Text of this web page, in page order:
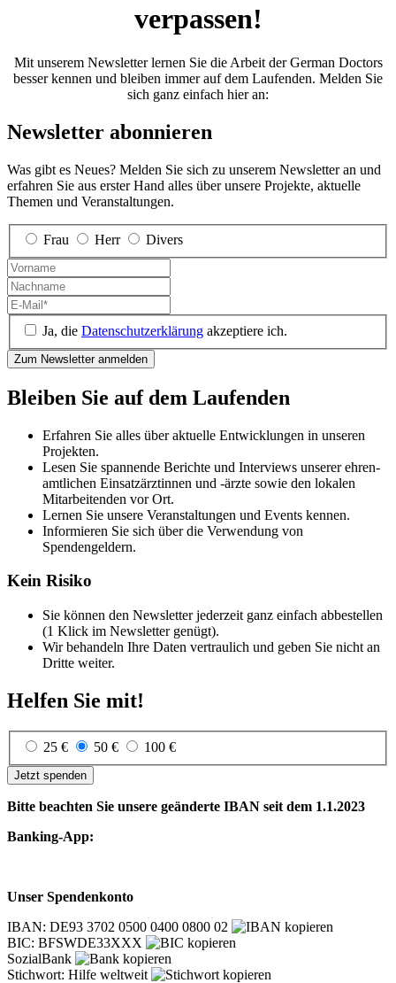
verpassen!
Mit unserem News­letter lernen Sie die Arbeit der German Doctors
besser kennen und bleiben immer auf dem Laufenden. Melden Sie
sich ganz einfach hier an:
Newsletter abonnieren
Was gibt es Neues? Melden Sie sich zu unserem Newsletter an und
erfahren Sie aus erster Hand alles über unsere Projekte, aktuelle
Themen und Veranstaltungen.
Frau Herr Divers
Ja, die Datenschutzerklärung akzeptiere ich.
Bleiben Sie auf dem Laufenden
Erfahren Sie alles über aktuelle Ent­wick­lungen in unseren
Projekten.
Lesen Sie spannende Berichte und Interviews unserer ehren­
amt­lichen Einsatz­ärztinnen und -ärzte sowie den lokalen
Mitarbeitenden vor Ort.
Lernen Sie unsere Veran­staltungen und Events kennen.
Informieren Sie sich über die Verwendung von
Spendengeldern.
Kein Risiko
Sie können den News­letter jederzeit ganz einfach abbe­stellen
(1 Klick im Newsletter genügt).
Wir behan­deln Ihre Daten vertrau­lich und geben Sie nicht an
Dritte weiter.
Helfen Sie mit!
25 € 50 € 100 €
Jetzt spenden
Bitte beachten Sie unsere geänderte IBAN seit dem 1.1.2023
Banking-App:
Unser Spendenkonto
IBAN: DE93 3702 0500 0400 0800 02
BIC: BFSWDE33XXX
SozialBank
Stichwort: Hilfe weltweit